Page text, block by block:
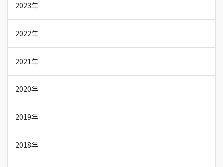
2023年
2022年
2021年
2020年
2019年
2018年